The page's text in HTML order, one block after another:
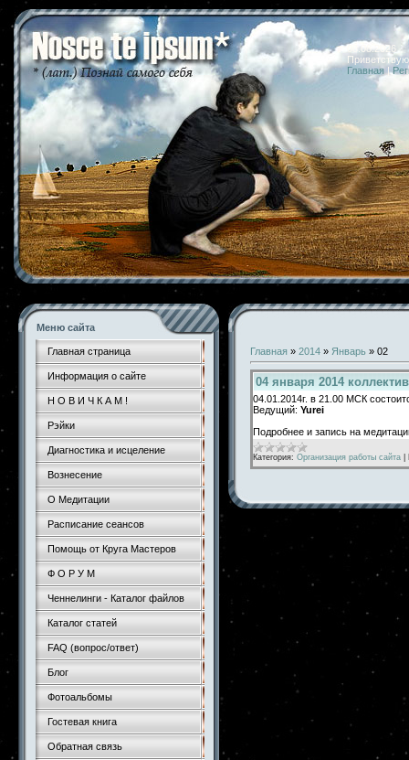
08.08.2026
Главная |
Меню сайта
Главная страница
Информация о сайте
Н О В И Ч К А М !
Рэйки
Диагностика и исцеление
Вознесение
О Медитации
Расписание сеансов
Помощь от Круга Мастеров
Ф О Р У М
Ченнелинги - Каталог файлов
Каталог статей
FAQ (вопрос/ответ)
Блог
Фотоальбомы
Гостевая книга
Обратная связь
Главная » 2014 » Январь » 02
04 января 2014
04.01.2014г. в 21.00 МСК
Ведущий: Yurei
Подробнее и запись на
Категория: Организация работы сайта